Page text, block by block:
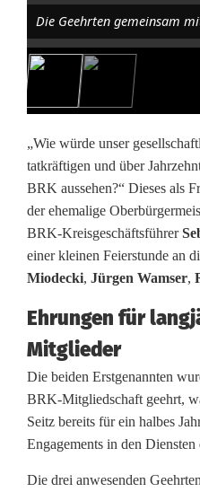
z
e
i
h
e
n
f
B
R
K
-
„Wie würde unser
tatkräftigen und über
BRK aussehen?“ Dieses als
der ehemalige
BRK-Kreisgeschäftsführer
einer kleinen Feierstunde an
Miodecki, Jürgen Wamser,
Ehrungen für
Mitglieder
Die beiden Erstgenannten
BRK-Mitgliedschaft geehrt,
Seitz bereits für ein halbes
Engagements in den
Die drei anwesenden